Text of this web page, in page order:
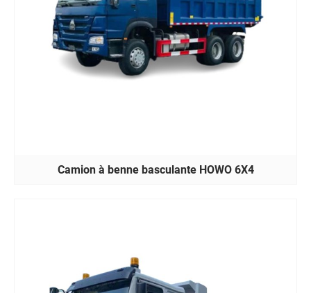
Camion à benne basculante HOWO 6X4